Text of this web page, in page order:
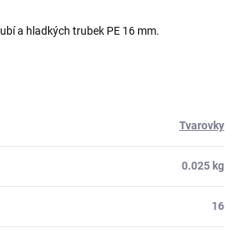
a hladkých trubek PE 16 mm.
Tvarovky
0.025 kg
16